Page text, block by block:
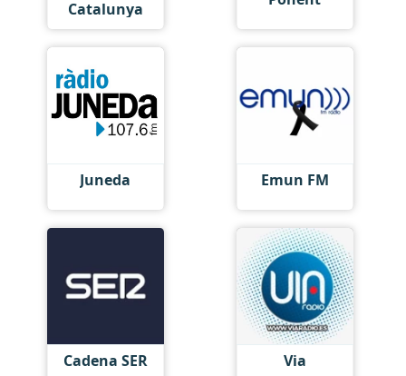
Catalunya
Juneda Emun FM
Cadena SER Via